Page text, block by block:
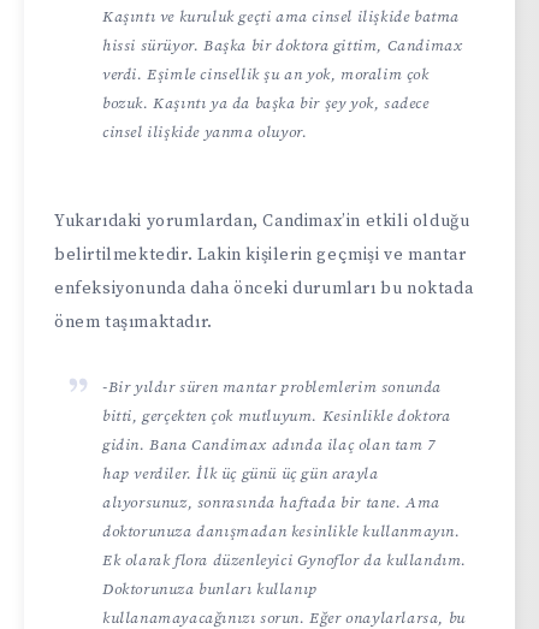
Kaşıntı ve kuruluk geçti ama cinsel ilişkide batma
hissi sürüyor. Başka bir doktora gittim, Candimax
verdi. Eşimle cinsellik şu an yok, moralim çok
bozuk. Kaşıntı ya da başka bir şey yok, sadece
cinsel ilişkide yanma oluyor.
Yukarıdaki yorumlardan, Candimax’in etkili olduğu
belirtilmektedir. Lakin kişilerin geçmişi ve mantar
enfeksiyonunda daha önceki durumları bu noktada
önem taşımaktadır.
-Bir yıldır süren mantar problemlerim sonunda
bitti, gerçekten çok mutluyum. Kesinlikle doktora
gidin. Bana Candimax adında ilaç olan tam 7
hap verdiler. İlk üç günü üç gün arayla
alıyorsunuz, sonrasında haftada bir tane. Ama
doktorunuza danışmadan kesinlikle kullanmayın.
Ek olarak flora düzenleyici Gynoflor da kullandım.
Doktorunuza bunları kullanıp
kullanamayacağınızı sorun. Eğer onaylarlarsa, bu